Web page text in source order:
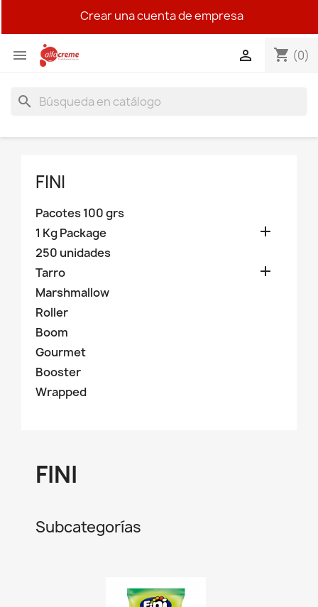
Crear una cuenta de empresa
 shopping_cart (0)

search
FINI
Pacotes 100 grs
1 Kg Package

250 unidades
Tarro

Marshmallow
Roller
Boom
Gourmet
Booster
Wrapped
FINI
Subcategorías